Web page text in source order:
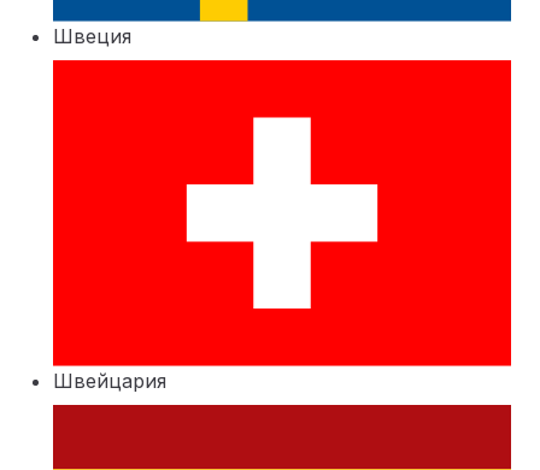
Швеция
Швейцария